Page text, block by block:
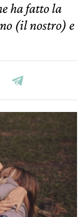
ha fatto la
(il nostro) e